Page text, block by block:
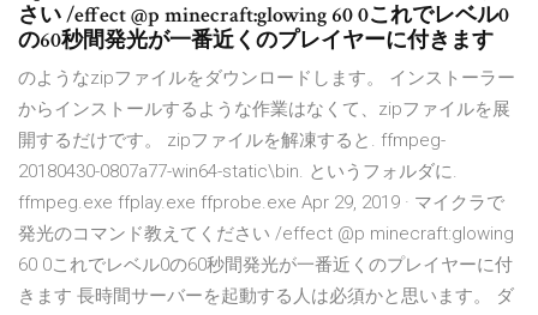
さい /effect @p minecraft:glowing 60 0これでレベル0
の60秒間発光が一番近くのプレイヤーに付きます
のようなzipファイルをダウンロードします。 インストーラー
からインストールするような作業はなくて、zipファイルを展
開するだけです。 zipファイルを解凍すると. ffmpeg-
20180430-0807a77-win64-static\bin. というフォルダに.
ffmpeg.exe ffplay.exe ffprobe.exe Apr 29, 2019 · マイクラで
発光のコマンド教えてください /effect @p minecraft:glowing
60 0これでレベル0の60秒間発光が一番近くのプレイヤーに付
きます 長時間サーバーを起動する人は必須かと思います。 ダ